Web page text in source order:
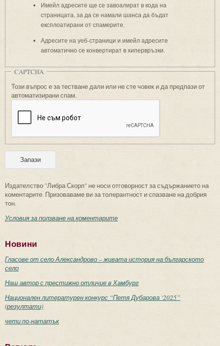
Имейл адресите ще се завоалират в кода на
страницата, за да се намали шанса да бъдат
експлоатирани от спамерите.
Адресите на уеб-страници и имейл адресите
автоматично се конвертират в хипервръзки.
CAPTCHA
Този въпрос е за тестване дали или не сте човек и да предпази от
автоматизирани спам.
Издателство "Либра Скорп" не носи отговорност за съдържанието на
коментарите. Призоваваме ви за толерантност и спазване на добрия
тон.
Условия за ползване на коментарите
Новини
Гласове от село Александрово – живата история на българското
село
Наш автор с престижно отличие в Хамбург
Национален литературен конкурс “Петя Дубарова ‘2025”
(резултати)
чети по-нататък